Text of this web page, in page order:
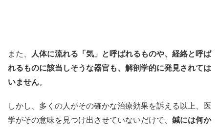
また、
人体に流れる「気」と呼ばれるものや、経絡と呼ば
れるものに該当しそうな器官も、解剖学的に発見されては
いません。
しかし、多くの人がその確かな治療効果を訴える以上、医
学がその意味を見つけ出させていないだけで、 鍼には何か